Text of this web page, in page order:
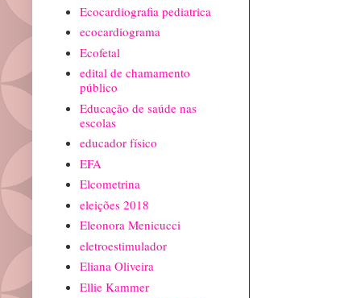
Ecocardiografia pediatrica
ecocardiograma
Ecofetal
edital de chamamento
público
Educação de saúde nas
escolas
educador físico
EFA
Elcometrina
eleições 2018
Eleonora Menicucci
eletroestimulador
Eliana Oliveira
Ellie Kammer